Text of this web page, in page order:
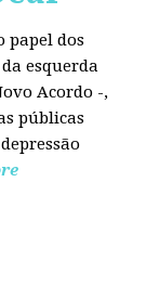
papel dos
esquerda
Acordo -,
públicas